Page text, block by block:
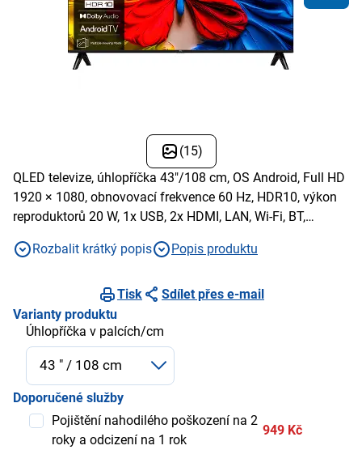
(15)
QLED televize, úhlopříčka 43"/108 cm, OS Android, Full HD
1920 × 1080, obnovovací frekvence 60 Hz, HDR10, výkon
reproduktorů 20 W, 1x USB, 2x HDMI, LAN, Wi-Fi, BT,
Rozbalit krátký popis
Popis produktu
Tisk
Sdílet přes e-mail
Varianty produktu
Úhlopříčka v palcích/cm
Doporučené služby
Pojištění nahodilého poškození na 2
roky a odcizení na 1 rok
949 Kč